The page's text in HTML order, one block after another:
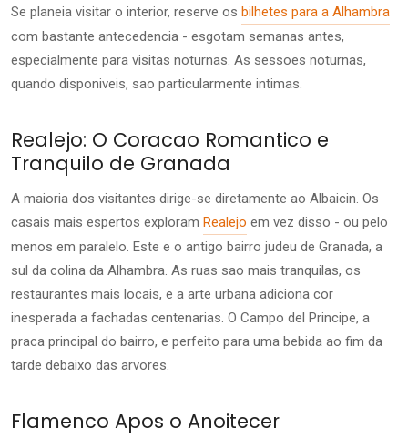
Se planeia visitar o interior, reserve os bilhetes para a Alhambra
com bastante antecedencia - esgotam semanas antes,
especialmente para visitas noturnas. As sessoes noturnas,
quando disponiveis, sao particularmente intimas.
Realejo: O Coracao Romantico e
Tranquilo de Granada
A maioria dos visitantes dirige-se diretamente ao Albaicin. Os
casais mais espertos exploram Realejo em vez disso - ou pelo
menos em paralelo. Este e o antigo bairro judeu de Granada, a
sul da colina da Alhambra. As ruas sao mais tranquilas, os
restaurantes mais locais, e a arte urbana adiciona cor
inesperada a fachadas centenarias. O Campo del Principe, a
praca principal do bairro, e perfeito para uma bebida ao fim da
tarde debaixo das arvores.
Flamenco Apos o Anoitecer